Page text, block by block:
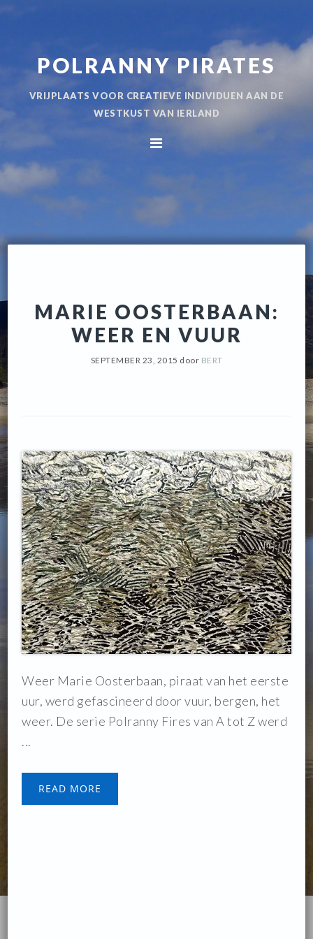
hoofdnavigatie
hoofd
inhoud
POLRANNY PIRATES
VRIJPLAATS VOOR CREATIEVE INDIVIDUEN AAN DE
WESTKUST VAN IERLAND
MARIE OOSTERBAAN:
WEER EN VUUR
SEPTEMBER 23, 2015 door BERT
Weer Marie Oosterbaan, piraat van het eerste
uur, werd gefascineerd door vuur, bergen, het
weer. De serie Polranny Fires van A tot Z werd
...
READ MORE